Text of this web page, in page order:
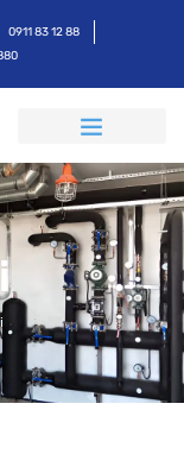
0911 83 12 88